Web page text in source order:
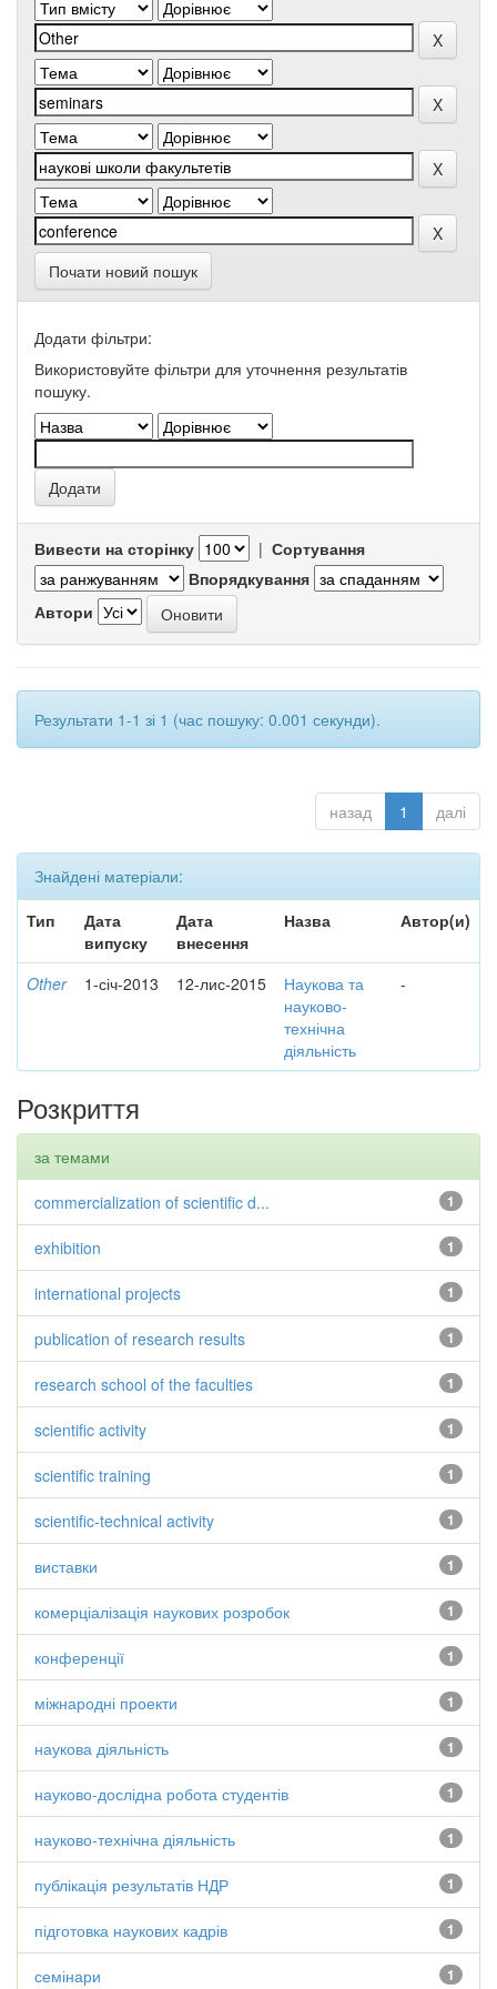
Почати новий пошук
Додати фільтри:
Використовуйте фільтри для уточнення результатів
пошуку.
Вивести на сторінку | Сортування
Впорядкування
Автори
Результати 1-1 зі 1 (час пошуку: 0.001 секунди).
назад 1 далі
Знайдені матеріали:
Тип
Дата
випуску
Дата
внесення
Назва Автор(и)
Other 1-січ-2013 12-лис-2015
Наукова та
науково-
технічна
діяльність
-
Розкриття
за темами
1
commercialization of scientific d...
1
exhibition
1
international projects
1
publication of research results
1
research school of the faculties
1
scientific activity
1
scientific training
1
scientific-technical activity
1
виставки
1
комерціалізація наукових розробок
1
конференції
1
міжнародні проекти
1
наукова діяльність
1
науково-дослідна робота студентів
1
науково-технічна діяльність
1
публікація результатів НДР
1
підготовка наукових кадрів
1
семінари